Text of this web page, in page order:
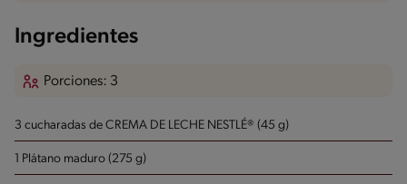
Ingredientes
Porciones: 3
3 cucharadas de CREMA DE LECHE NESTLÉ® (45 g)
1 Plátano maduro (275 g)